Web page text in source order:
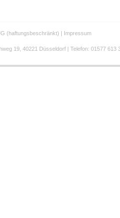
(haftungsbeschränkt) | Impressum
19, 40221 Düsseldorf | Telefon: 01577